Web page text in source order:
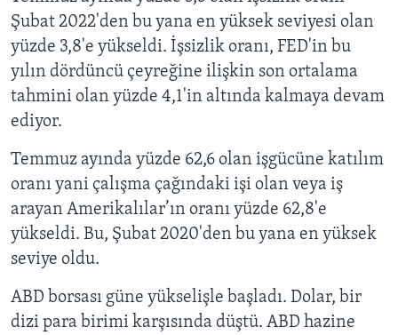
Şubat 2022'den bu yana en yüksek seviyesi olan
yüzde 3,8'e yükseldi. İşsizlik oranı, FED'in bu
yılın dördüncü çeyreğine ilişkin son ortalama
tahmini olan yüzde 4,1'in altında kalmaya devam
ediyor.
Temmuz ayında yüzde 62,6 olan işgücüne katılım
oranı yani çalışma çağındaki işi olan veya iş
arayan Amerikalılar’ın oranı yüzde 62,8'e
yükseldi. Bu, Şubat 2020'den bu yana en yüksek
seviye oldu.
ABD borsası güne yükselişle başladı. Dolar, bir
dizi para birimi karşısında düştü. ABD hazine